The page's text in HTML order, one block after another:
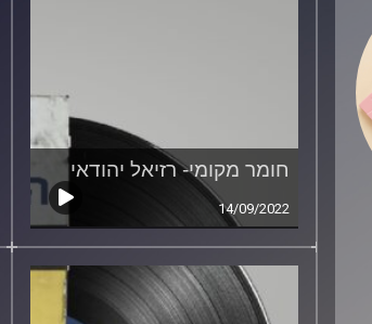
חומר מקומי- רזיאל יהודאי
14/09/2022